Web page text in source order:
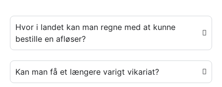
Hvor i landet kan man regne med at kunne
bestille en afløser?
Kan man få et længere varigt vikariat?